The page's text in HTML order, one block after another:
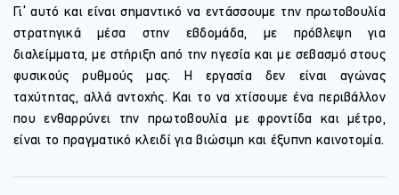
Γι’ αυτό και είναι σημαντικό να εντάσσουμε την πρωτοβουλία
στρατηγικά μέσα στην εβδομάδα, με πρόβλεψη για
διαλείμματα, με στήριξη από την ηγεσία και με σεβασμό στους
φυσικούς ρυθμούς μας. Η εργασία δεν είναι αγώνας
ταχύτητας, αλλά αντοχής. Και το να χτίσουμε ένα περιβάλλον
που ενθαρρύνει την πρωτοβουλία με φροντίδα και μέτρο,
είναι το πραγματικό κλειδί για βιώσιμη και έξυπνη καινοτομία.